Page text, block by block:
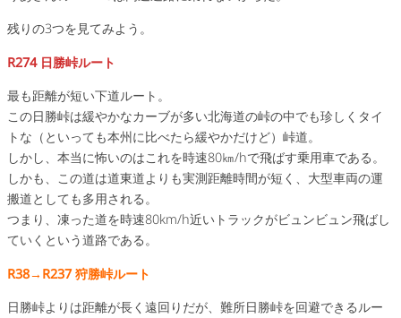
残りの3つを見てみよう。
R274 日勝峠ルート
最も距離が短い下道ルート。
この日勝峠は緩やかなカーブが多い北海道の峠の中でも珍しくタイ
トな（といっても本州に比べたら緩やかだけど）峠道。
しかし、本当に怖いのはこれを時速80㎞/hで飛ばす乗用車である。
しかも、この道は道東道よりも実測距離時間が短く、大型車両の運
搬道としても多用される。
つまり、凍った道を時速80km/h近いトラックがビュンビュン飛ばし
ていくという道路である。
R38→R237 狩勝峠ルート
日勝峠よりは距離が長く遠回りだが、難所日勝峠を回避できるルー